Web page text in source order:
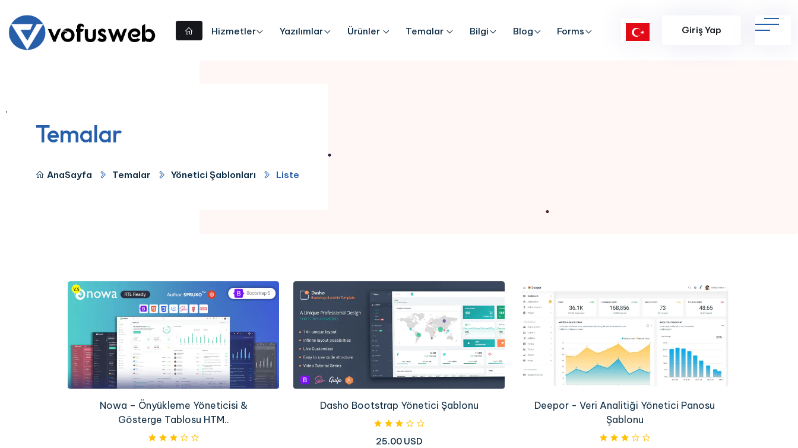
Hizmetler Yazılımlar Ürünler Temalar Bilgi Blog Forms Giriş Yap
Temalar
AnaSayfa Temalar Yönetici Şablonları Liste
Nowa – Önyükleme Yöneticisi &
Gösterge Tablosu HTM..
Dasho Bootstrap Yönetici Şablonu
25.00 USD
Deepor - Veri Analitiği Yönetici Panosu
Şablonu